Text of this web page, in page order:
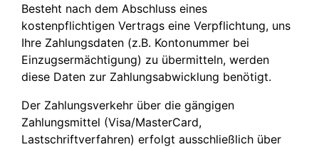
Besteht nach dem Abschluss eines
kostenpflichtigen Vertrags eine Verpflichtung, uns
Ihre Zahlungsdaten (z.B. Kontonummer bei
Einzugsermächtigung) zu übermitteln, werden
diese Daten zur Zahlungsabwicklung benötigt.
Der Zahlungsverkehr über die gängigen
Zahlungsmittel (Visa/MasterCard,
Lastschriftverfahren) erfolgt ausschließlich über